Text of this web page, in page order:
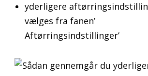
yderligere
vælges fra fanen’
Aftørringsindstillinger’